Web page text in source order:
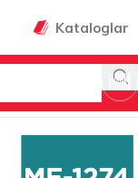
Kataloglar
KOVALARI